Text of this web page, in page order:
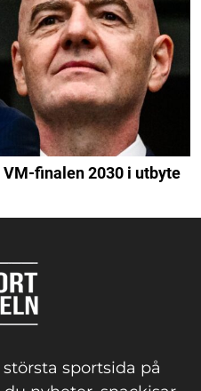
finalen 2030 i utbyte
sportsida på